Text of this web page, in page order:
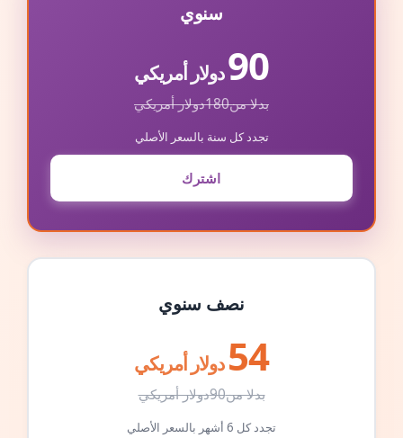
سنوي
90دولار أمريكي
بدلا من180دولار أمريكي
تجدد كل سنة بالسعر الأصلي
اشترك
نصف سنوي
54 دولار أمريكي
بدلا من90دولار أمريكي
تجدد كل 6 أشهر بالسعر الأصلي